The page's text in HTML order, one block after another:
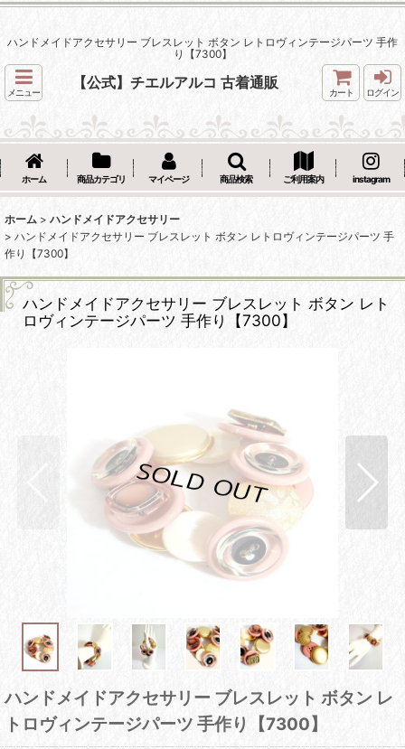
ハンドメイドアクセサリー ブレスレット ボタン レトロヴィンテージパーツ 手作
り【7300】
メニュー
【公式】チエルアルコ 古着通販
カート ログイン
ホーム 商品カテゴリ マイページ 商品検索 ご利用案内 instagram
ホーム > ハンドメイドアクセサリー
> ハンドメイドアクセサリー ブレスレット ボタン レトロヴィンテージパーツ 手
作り【7300】
ハンドメイドアクセサリー ブレスレット ボタン レト
ロヴィンテージパーツ 手作り【7300】
ハンドメイドアクセサリー ブレスレット ボタン レ
トロヴィンテージパーツ 手作り【7300】